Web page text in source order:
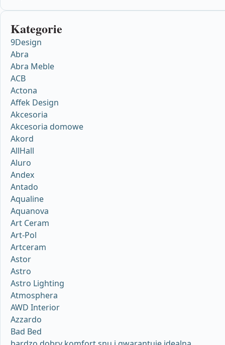
Kategorie
9Design
Abra
Abra Meble
ACB
Actona
Affek Design
Akcesoria
Akcesoria domowe
Akord
AllHall
Aluro
Andex
Antado
Aqualine
Aquanova
Art Ceram
Art-Pol
Artceram
Astor
Astro
Astro Lighting
Atmosphera
AWD Interior
Azzardo
Bad Bed